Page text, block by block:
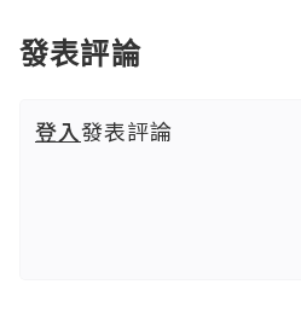
發表評論
登入發表評論